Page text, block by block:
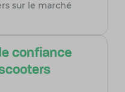
sur le marché
confiance